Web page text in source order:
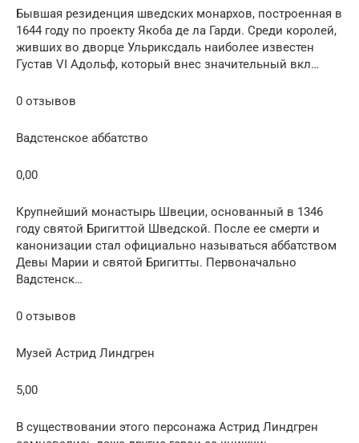
Бывшая резиденция шведских монархов, построенная в
1644 году по проекту Якоба де ла Гарди. Среди королей,
живших во дворце Ульриксдаль наиболее известен
Густав VI Адольф, который внес значительный вкл…
0 отзывов
Вадстенское аббатство
0,00
Крупнейший монастырь Швеции, основанный в 1346
году святой Бригиттой Шведской. После ее смерти и
канонизации стал официально называться аббатством
Девы Марии и святой Бригитты. Первоначально
Вадстенск…
0 отзывов
Музей Астрид Линдгрен
5,00
В существовании этого персонажа Астрид Линдгрен